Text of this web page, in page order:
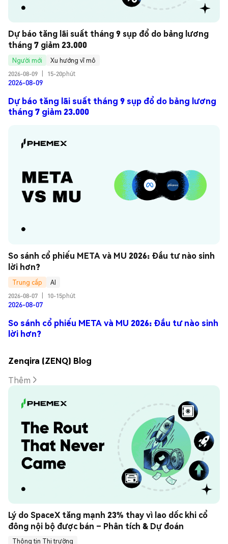
Dự báo tăng lãi suất tháng 9 sụp đổ do bảng lương
tháng 7 giảm 23.000
Người mới
Xu hướng vĩ mô
2026-08-09
15-20phút
2026-08-09
Dự báo tăng lãi suất tháng 9 sụp đổ do bảng lương
tháng 7 giảm 23.000
So sánh cổ phiếu META và MU 2026: Đầu tư nào sinh
lời hơn?
Trung cấp
AI
2026-08-07
10-15phút
2026-08-07
So sánh cổ phiếu META và MU 2026: Đầu tư nào sinh
lời hơn?
Zenqira (ZENQ) Blog
Thêm
Lý do SpaceX tăng mạnh 23% thay vì lao dốc khi cổ
đông nội bộ được bán – Phân tích & Dự đoán
Thông tin Thị trường